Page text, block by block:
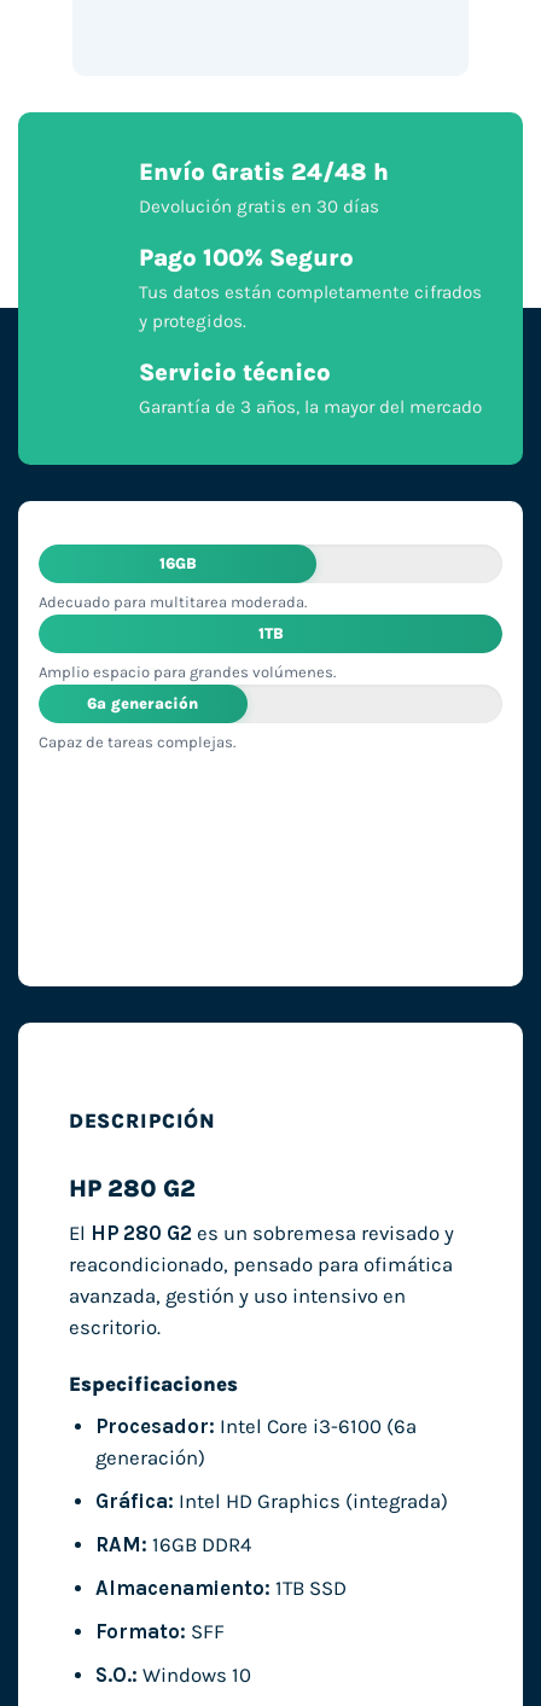
Envío Gratis 24/48 h
Devolución gratis en 30 días
Pago 100% Seguro
Tus datos están completamente cifrados
y protegidos.
Servicio técnico
Garantía de 3 años, la mayor del mercado
16GB
Adecuado para multitarea moderada.
1TB
Amplio espacio para grandes volúmenes.
6ª generación
Capaz de tareas complejas.
DESCRIPCIÓN
HP 280 G2
El HP 280 G2 es un sobremesa revisado y
reacondicionado, pensado para ofimática
avanzada, gestión y uso intensivo en
escritorio.
Especificaciones
Procesador: Intel Core i3-6100 (6ª
generación)
Gráfica: Intel HD Graphics (integrada)
RAM: 16GB DDR4
Almacenamiento: 1TB SSD
Formato: SFF
S.O.: Windows 10